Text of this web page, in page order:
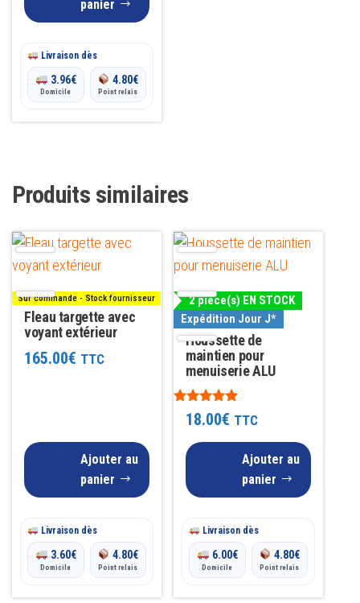
panier
Livraison dès
3.96€
Domicile
4.80€
Point relais
Produits similaires
Sur commande - Stock fournisseur
Fleau targette avec
voyant extérieur
165.00€ TTC
Ajouter au
panier
Livraison dès
3.60€
Domicile
4.80€
Point relais
2 pièce(s) EN STOCK
Expédition Jour J*
Houssette de
maintien pour
menuiserie ALU
Note
4.7518.00€ TTC
Ajouter au
panier
Livraison dès
6.00€
Domicile
4.80€
Point relais